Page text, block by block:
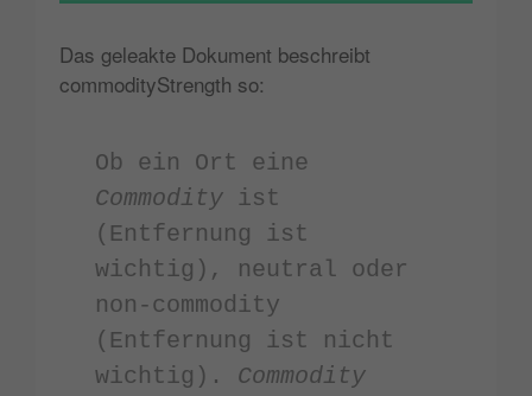
Das geleakte Dokument beschreibt
commodityStrength so:
Ob ein Ort eine
Commodity ist
(Entfernung ist
wichtig), neutral oder
non-commodity
(Entfernung ist nicht
wichtig). Commodity